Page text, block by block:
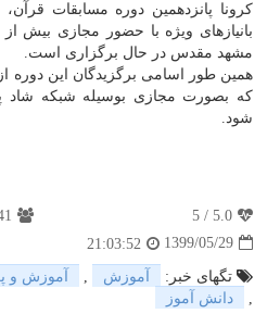
کرونا پانزدهمین دوره مسابقات
بانیازهای ویژه با حضور مجازی بیش از ۴۰۰
مشهد مقدس در حال برگزاری است.
همین طور اسامی برگزیدگان این دوره
که بصورت مجازی بوسیله شبکه شاد
شود.
5.0
/
5
1399/05/29
21:03:52
تگهای خبر:
آموزش , آموزش و
,
دانش آموز